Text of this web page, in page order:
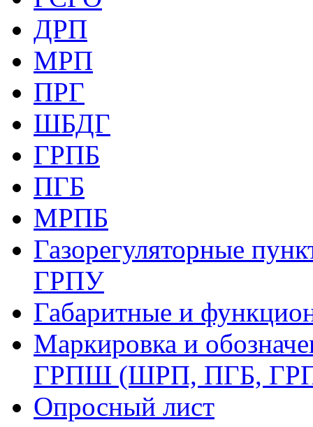
ДРП
МРП
ПРГ
ШБДГ
ГРПБ
ПГБ
МРПБ
Газорегуляторные
ГРПУ
Габаритные и
Маркировка и
ГРПШ (ШРП, ПГБ,
Опросный лист